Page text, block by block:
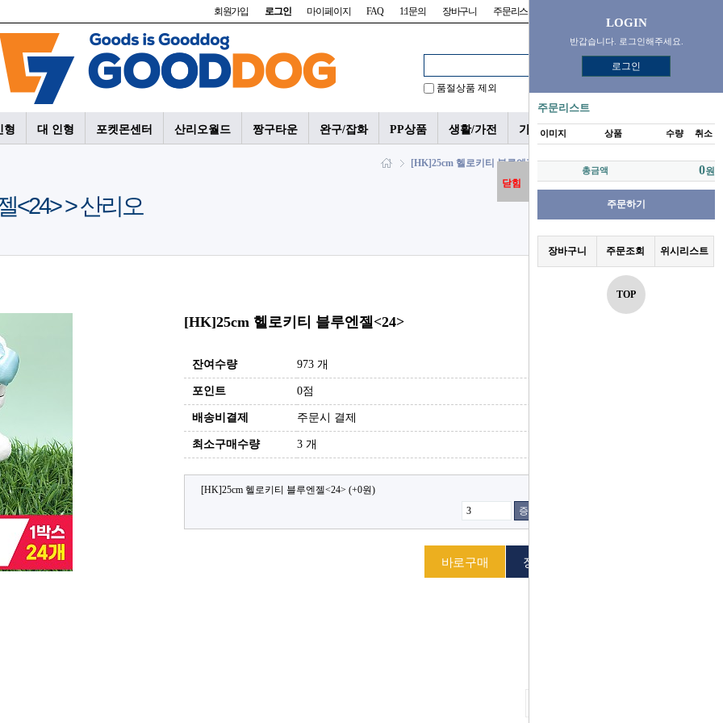
회원가입 로그인 마이페이지 FAQ 1:1문의 장바구니 주문리스트
품절상품 제외
형 대 인형 포켓몬센터 산리오월드 짱구타운 완구/잡화 PP상품 생활/가전 가챠/피규어
[HK]25cm 헬로키티 블루엔젤<24> > 산리오
<24> > 산리오
LOGIN
반갑습니다. 로그인해주세요.
로그인
주문리스트
이미지 상품 수량 취소
총금액 0원
주문하기
장바구니 주문조회 위시리스트
TOP
닫힘
[HK]25cm 헬로키티 블루엔젤<24>
잔여수량 973 개
포인트 0점
배송비결제 주문시 결제
최소구매수량 3 개
[HK]25cm 헬로키티 블루엔젤<24> (+0원)
증가